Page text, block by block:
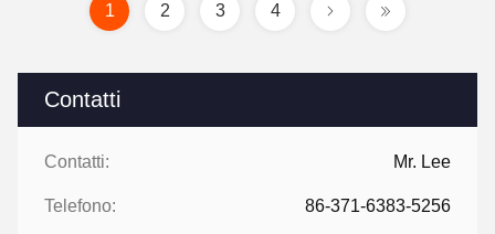
Contatti
Contatti: Mr. Lee
Telefono: 86-371-6383-5256
1 2 3 4